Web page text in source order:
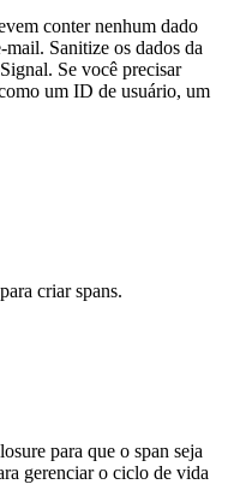
conter nenhum dado
mail. Sanitize os dados da
Se você precisar
um ID de usuário, um
criar spans.
para que o span seja
gerenciar o ciclo de vida